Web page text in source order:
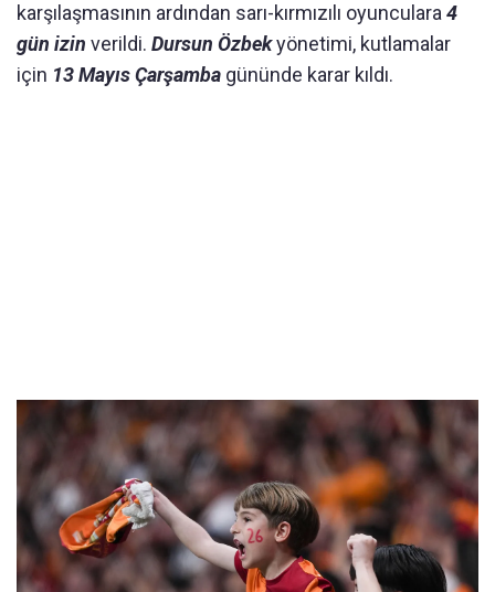
karşılaşmasının ardından sarı-kırmızılı oyunculara 4
gün izin verildi. Dursun Özbekyönetimi, kutlamalar
için 13 Mayıs Çarşamba gününde karar kıldı.